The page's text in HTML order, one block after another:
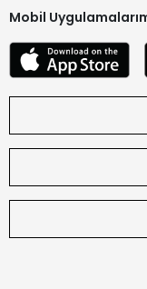
Mobil